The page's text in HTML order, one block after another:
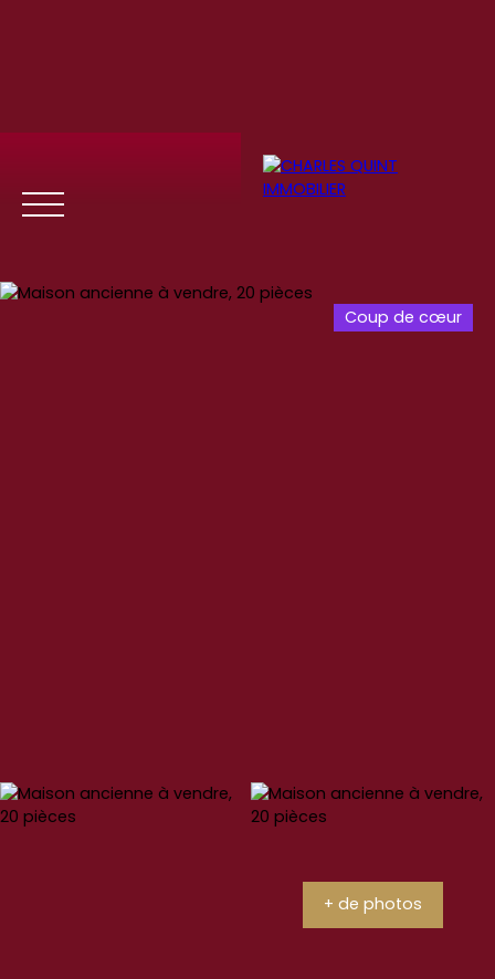
Coup de cœur
+ de photos